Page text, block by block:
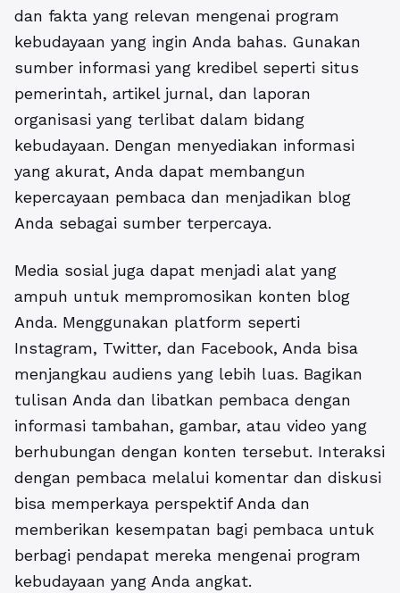
dan fakta yang relevan mengenai program
kebudayaan yang ingin Anda bahas. Gunakan
sumber informasi yang kredibel seperti situs
pemerintah, artikel jurnal, dan laporan
organisasi yang terlibat dalam bidang
kebudayaan. Dengan menyediakan informasi
yang akurat, Anda dapat membangun
kepercayaan pembaca dan menjadikan blog
Anda sebagai sumber terpercaya.
Media sosial juga dapat menjadi alat yang
ampuh untuk mempromosikan konten blog
Anda. Menggunakan platform seperti
Instagram, Twitter, dan Facebook, Anda bisa
menjangkau audiens yang lebih luas. Bagikan
tulisan Anda dan libatkan pembaca dengan
informasi tambahan, gambar, atau video yang
berhubungan dengan konten tersebut. Interaksi
dengan pembaca melalui komentar dan diskusi
bisa memperkaya perspektif Anda dan
memberikan kesempatan bagi pembaca untuk
berbagi pendapat mereka mengenai program
kebudayaan yang Anda angkat.